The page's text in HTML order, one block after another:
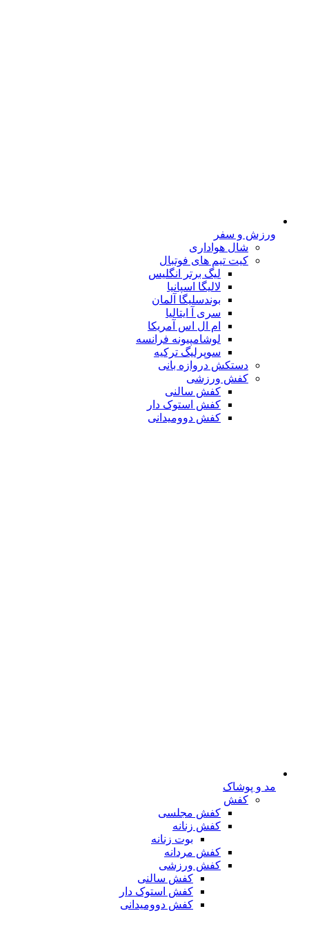
ورزش و سفر
شال هواداری
کیت تیم های فوتبال
لیگ برتر انگلیس
لالیگا اسپانیا
بوندسلیگا آلمان
سری آ ایتالیا
ام ال اس آمریکا
لوشامپیونه فرانسه
سوپرلیگ ترکیه
دستکش دروازه بانی
کفش ورزشی
کفش سالنی
کفش استوک دار
کفش دوومیدانی
مد و پوشاک
کفش
کفش مجلسی
کفش زنانه
بوت زنانه
کفش مردانه
کفش ورزشی
کفش سالنی
کفش استوک دار
کفش دوومیدانی